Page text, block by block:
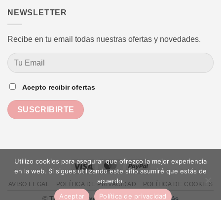
NEWSLETTER
Recibe en tu email todas nuestras ofertas y novedades.
Acepto recibir ofertas
Visa MasterCardPayPal
AVISO LEGAL POLÍTICA DE PRIVACIDAD POLÍTICA DE COOKIES
© Textil de Luxe -Diseño web: Daniel Más
Utilizo cookies para asegurar que ofrezco la mejor experiencia
en la web. Si sigues utilizando este sitio asumiré que estás de
acuerdo.
Aceptar
Política de privacidad